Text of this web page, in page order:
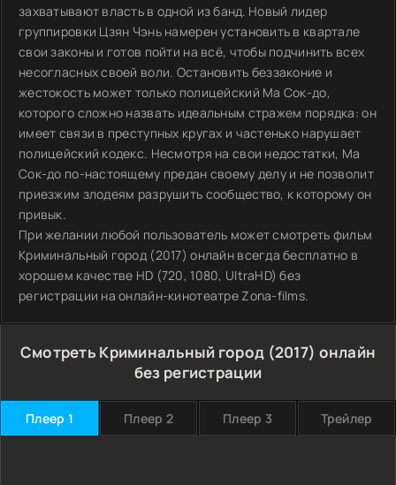
захватывают власть в одной из банд. Новый лидер
группировки Цзян Чэнь намерен установить в квартале
свои законы и готов пойти на всё, чтобы подчинить всех
несогласных своей воли. Остановить беззаконие и
жестокость может только полицейский Ма Сок-до,
которого сложно назвать идеальным стражем порядка: он
имеет связи в преступных кругах и частенько нарушает
полицейский кодекс. Несмотря на свои недостатки, Ма
Сок-до по-настоящему предан своему делу и не позволит
приезжим злодеям разрушить сообщество, к которому он
привык.
При желании любой пользователь может смотреть фильм
Криминальный город (2017) онлайн всегда бесплатно в
хорошем качестве HD (720, 1080, UltraHD) без
регистрации на онлайн-кинотеатре Zona-films.
Смотреть Криминальный город (2017) онлайн
без регистрации
Плеер 1 Плеер 2 Плеер 3 Трейлер